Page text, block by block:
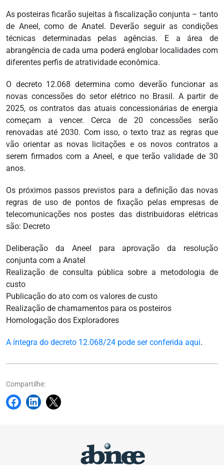
As posteiras ficarão sujeitas à fiscalização conjunta – tanto
de Aneel, como de Anatel. Deverão seguir as condições
técnicas determinadas pelas agências. E a área de
abrangência de cada uma poderá englobar localidades com
diferentes perfis de atratividade econômica.
O decreto 12.068 determina como deverão funcionar as
novas concessões do setor elétrico no Brasil. A partir de
2025, os contratos das atuais concessionárias de energia
começam a vencer. Cerca de 20 concessões serão
renovadas até 2030. Com isso, o texto traz as regras que
vão orientar as novas licitações e os novos contratos a
serem firmados com a Aneel, e que terão validade de 30
anos.
Os próximos passos previstos para a definição das novas
regras de uso de pontos de fixação pelas empresas de
telecomunicações nos postes das distribuidoras elétricas
são: Decreto
Deliberação da Aneel para aprovação da resolução
conjunta com a Anatel
Realização de consulta pública sobre a metodologia de
custo
Publicação do ato com os valores de custo
Realização de chamamentos para os posteiros
Homologação dos Exploradores
A íntegra do decreto 12.068/24 pode ser conferida aqui.
Compartilhe: